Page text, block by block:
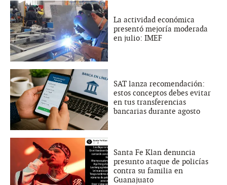
La actividad económica
presentó mejoría moderada
en julio: IMEF
SAT lanza recomendación:
estos conceptos debes evitar
en tus transferencias
bancarias durante agosto
Santa Fe Klan denuncia
presunto ataque de policías
contra su familia en
Guanajuato